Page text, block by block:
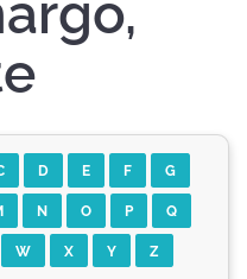
D E F
G
N O P
Q
W X Y Z